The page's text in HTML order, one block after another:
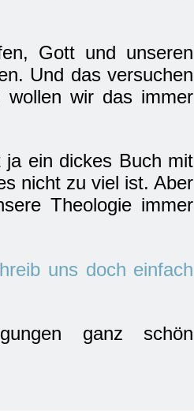
Gott und unseren
Und das versuchen
wir das immer
ein dickes Buch mit
nicht zu viel ist. Aber
Theologie immer
uns doch einfach
ganz schön